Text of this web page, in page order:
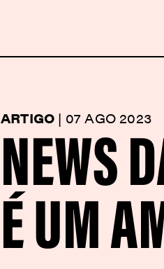
ARTIGO | 07 AGO 2023
NEWS
É UM